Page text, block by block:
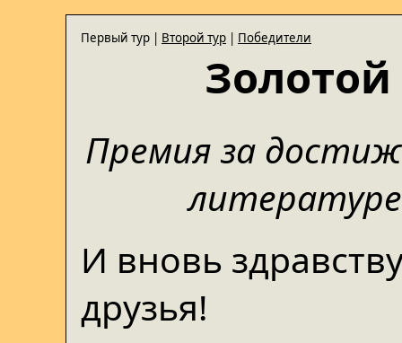
Первый тур | Второй тур | Победители
Премия за
литературе
И вновь
друзья!